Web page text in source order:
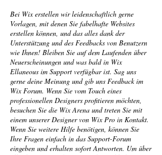
Bei Wix erstellen wir leidenschaftlich gerne
Vorlagen, mit denen Sie fabelhafte Websites
erstellen können, und das alles dank der
Unterstützung und des Feedbacks von Benutzern
wie Ihnen! Bleiben Sie auf dem Laufenden über
Neuerscheinungen und was bald in Wix
Ellaneous im Support verfügbar ist. Sag uns
gerne deine Meinung und gib uns Feedback im
Wix Forum. Wenn Sie vom Touch eines
professionellen Designers profitieren möchten,
besuchen Sie die Wix Arena und treten Sie mit
einem unserer Designer von Wix Pro in Kontakt.
Wenn Sie weitere Hilfe benötigen, können Sie
Ihre Fragen einfach in das Support-Forum
eingeben und erhalten sofort Antworten. Um über